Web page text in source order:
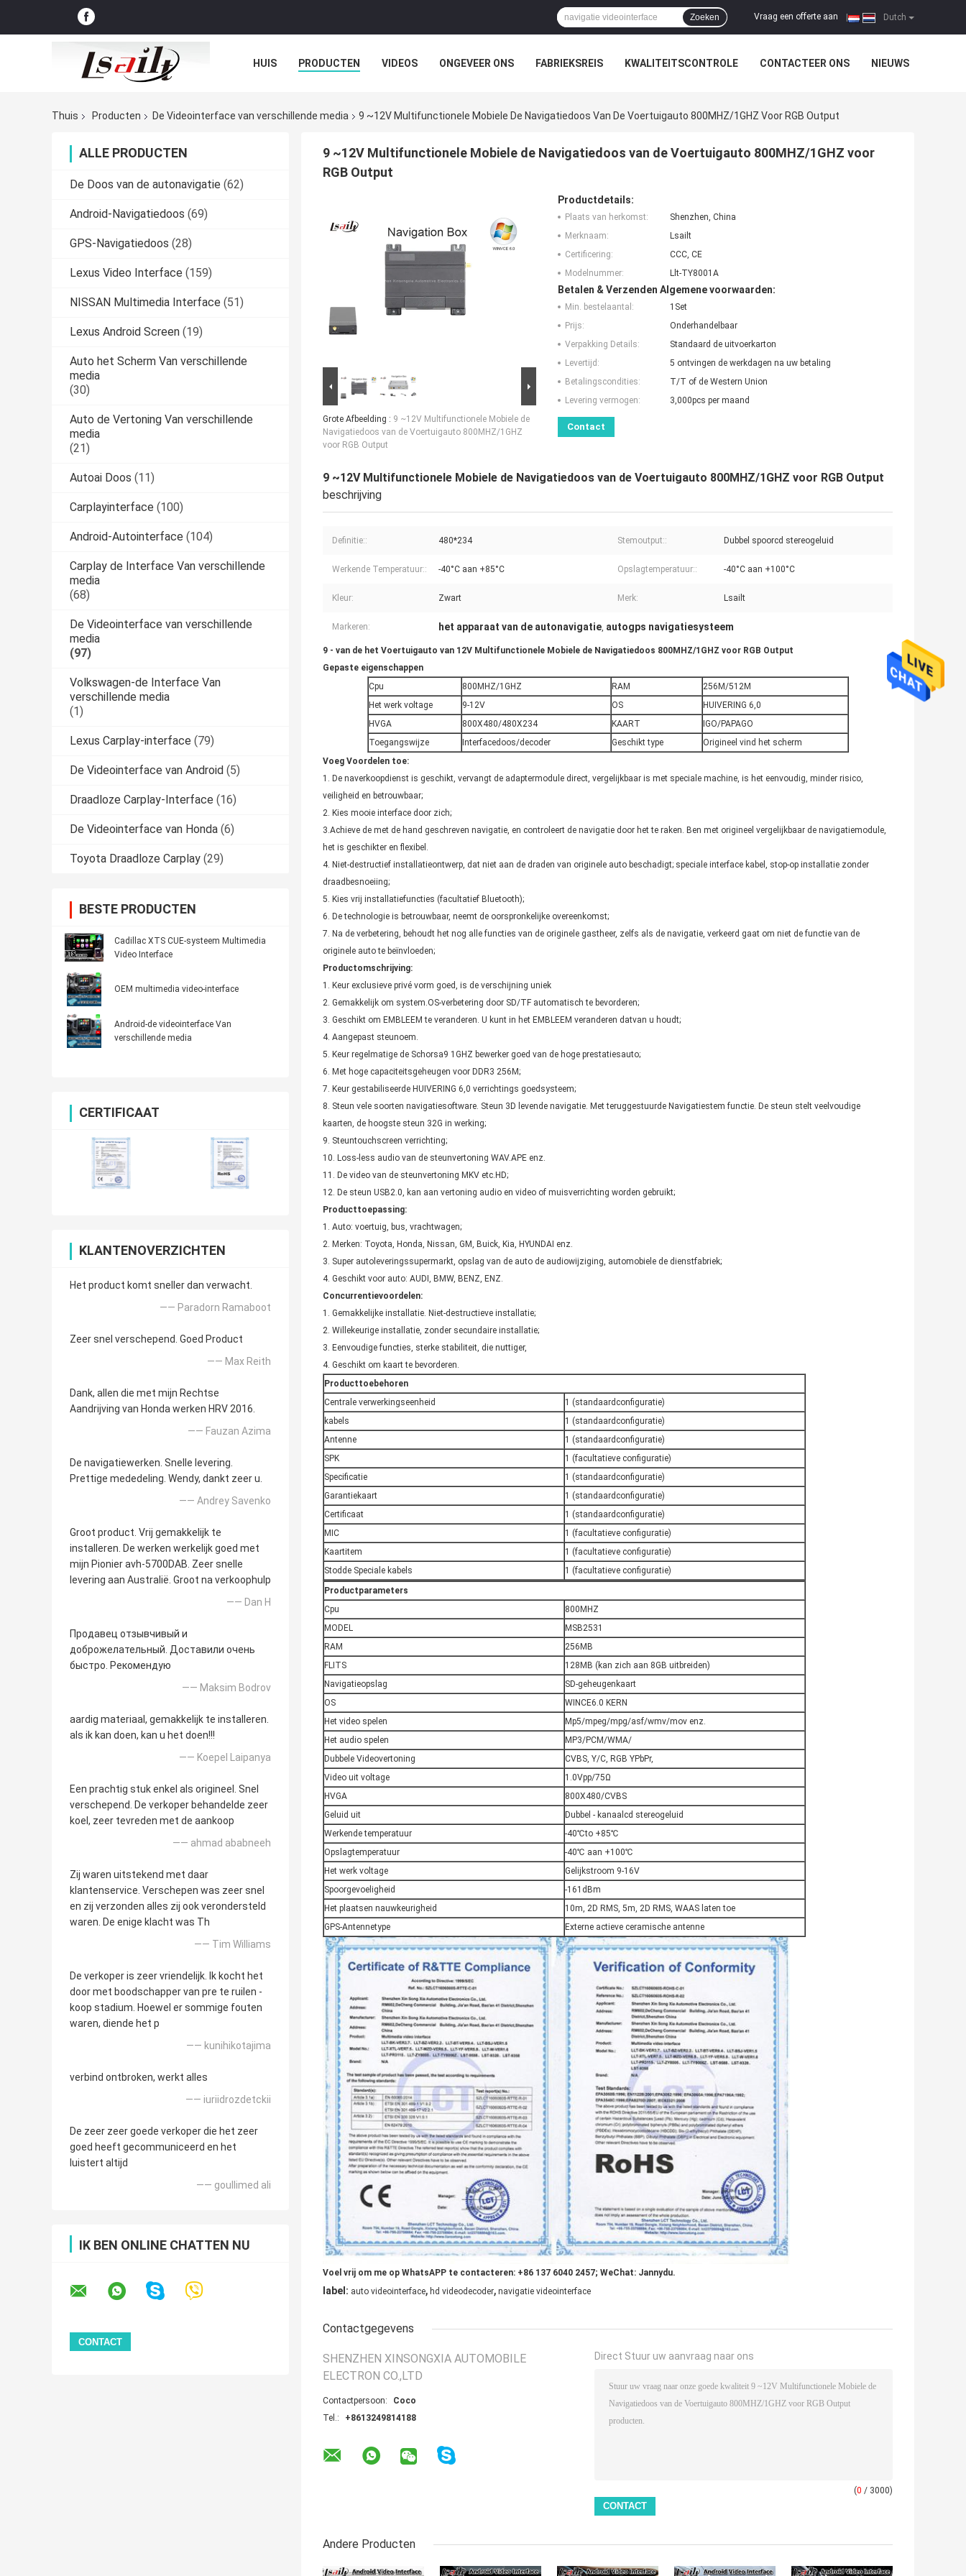
Dutch
Vraag een offerte aan
Zoeken
HUIS PRODUCTEN VIDEOS ONGEVEER ONS FABRIEKSREIS KWALITEITSCONTROLE CONTACTEER ONS NIEUWS
Thuis
Producten De Videointerface van verschillende media 9 ~12V Multifunctionele Mobiele De Navigatiedoos Van De Voertuigauto 800MHZ/1GHZ Voor RGB Output
ALLE PRODUCTEN
De Doos van de autonavigatie (62)
Android-Navigatiedoos (69)
GPS-Navigatiedoos (28)
Lexus Video Interface (159)
NISSAN Multimedia Interface (51)
Lexus Android Screen (19)
Auto het Scherm Van verschillende
media
(30)
Auto de Vertoning Van verschillende
media
(21)
Autoai Doos (11)
Carplayinterface (100)
Android-Autointerface (104)
Carplay de Interface Van verschillende
media
(68)
De Videointerface van verschillende
media
(97)
Volkswagen-de Interface Van
verschillende media
(1)
Lexus Carplay-interface (79)
De Videointerface van Android (5)
Draadloze Carplay-Interface (16)
De Videointerface van Honda (6)
Toyota Draadloze Carplay (29)
BESTE PRODUCTEN
Cadillac XTS CUE-systeem Multimedia
Video Interface
OEM multimedia video-interface
Android-de videointerface Van
verschillende media
CERTIFICAAT
KLANTENOVERZICHTEN
Het product komt sneller dan verwacht.
—— Paradorn Ramaboot
Zeer snel verschepend. Goed Product
—— Max Reith
Dank, allen die met mijn Rechtse
Aandrijving van Honda werken HRV 2016.
—— Fauzan Azima
De navigatiewerken. Snelle levering.
Prettige mededeling. Wendy, dankt zeer u.
—— Andrey Savenko
Groot product. Vrij gemakkelijk te
installeren. De werken werkelijk goed met
mijn Pionier avh-5700DAB. Zeer snelle
levering aan Australië. Groot na verkoophulp
—— Dan H
Продавец отзывчивый и
доброжелательный. Доставили очень
быстро. Рекомендую
—— Maksim Bodrov
aardig materiaal, gemakkelijk te installeren.
als ik kan doen, kan u het doen!!!
—— Koepel Laipanya
Een prachtig stuk enkel als origineel. Snel
verschepend. De verkoper behandelde zeer
koel, zeer tevreden met de aankoop
—— ahmad ababneeh
Zij waren uitstekend met daar
klantenservice. Verschepen was zeer snel
en zij verzonden alles zij ook verondersteld
waren. De enige klacht was Th
—— Tim Williams
De verkoper is zeer vriendelijk. Ik kocht het
door met boodschapper van pre te ruilen -
koop stadium. Hoewel er sommige fouten
waren, diende het p
—— kunihikotajima
verbind ontbroken, werkt alles
—— iuriidrozdetckii
De zeer zeer goede verkoper die het zeer
goed heeft gecommuniceerd en het
luistert altijd
—— goullimed ali
IK BEN ONLINE CHATTEN NU
9 ~12V Multifunctionele Mobiele de Navigatiedoos van de Voertuigauto 800MHZ/1GHZ voor
RGB Output
Grote Afbeelding : 9 ~12V Multifunctionele Mobiele de
Navigatiedoos van de Voertuigauto 800MHZ/1GHZ
voor RGB Output
Productdetails:
Plaats van herkomst:
Shenzhen, China
Merknaam:
Lsailt
Certificering:
CCC, CE
Modelnummer:
Llt-TY8001A
Betalen & Verzenden Algemene voorwaarden:
Min. bestelaantal:
1Set
Prijs:
Onderhandelbaar
Verpakking Details:
Standaard de uitvoerkarton
Levertijd:
5 ontvingen de werkdagen na uw betaling
Betalingscondities:
T/T of de Western Union
Levering vermogen:
3,000pcs per maand
Contact
9 ~12V Multifunctionele Mobiele de Navigatiedoos van de Voertuigauto 800MHZ/1GHZ voor RGB Output
beschrijving
Definitie:: 480*234 Stemoutput:: Dubbel spoorcd stereogeluid
Werkende Temperatuur:: -40°C aan +85°C Opslagtemperatuur:: -40°C aan +100°C
Kleur: Zwart Merk: Lsailt
Markeren: het apparaat van de autonavigatie, autogps navigatiesysteem
9 - van de het Voertuigauto van 12V Multifunctionele Mobiele de Navigatiedoos 800MHZ/1GHZ voor RGB Output
Gepaste eigenschappen
Cpu
800MHZ/1GHZ RAM
256M/512M
Het werk voltage
9-12V OS
HUIVERING 6,0
HVGA
800X480/480X234 KAART
IGO/PAPAGO
Toegangswijze
Interfacedoos/decoder Geschikt type
Origineel vind het scherm
Voeg Voordelen toe:
1. De naverkoopdienst is geschikt, vervangt de adaptermodule direct, vergelijkbaar is met speciale machine, is het eenvoudig, minder risico,
veiligheid en betrouwbaar;
2. Kies mooie interface door zich;
3.Achieve de met de hand geschreven navigatie, en controleert de navigatie door het te raken. Ben met origineel vergelijkbaar de navigatiemodule,
het is geschikter en flexibel.
4. Niet-destructief installatieontwerp, dat niet aan de draden van originele auto beschadigt; speciale interface kabel, stop-op installatie zonder
draadbesnoeiing;
5. Kies vrij installatiefuncties (facultatief Bluetooth);
6. De technologie is betrouwbaar, neemt de oorspronkelijke overeenkomst;
7. Na de verbetering, behoudt het nog alle functies van de originele gastheer, zelfs als de navigatie, verkeerd gaat om niet de functie van de
originele auto te beïnvloeden;
Productomschrijving:
1. Keur exclusieve privé vorm goed, is de verschijning uniek
2. Gemakkelijk om system.OS-verbetering door SD/TF automatisch te bevorderen;
3. Geschikt om EMBLEEM te veranderen. U kunt in het EMBLEEM veranderen datvan u houdt;
4. Aangepast steunoem.
5. Keur regelmatige de Schorsa9 1GHZ bewerker goed van de hoge prestatiesauto;
6. Met hoge capaciteitsgeheugen voor DDR3 256M;
7. Keur gestabiliseerde HUIVERING 6,0 verrichtings goedsysteem;
8. Steun vele soorten navigatiesoftware. Steun 3D levende navigatie. Met teruggestuurde Navigatiestem functie. De steun stelt veelvoudige
kaarten, de hoogste steun 32G in werking;
9. Steuntouchscreen verrichting;
10. Loss-less audio van de steunvertoning WAV.APE enz.
11. De video van de steunvertoning MKV etc.HD;
12. De steun USB2.0, kan aan vertoning audio en video of muisverrichting worden gebruikt;
Producttoepassing:
1. Auto: voertuig, bus, vrachtwagen;
2. Merken: Toyota, Honda, Nissan, GM, Buick, Kia, HYUNDAI enz.
3. Super autoleveringssupermarkt, opslag van de auto de audiowijziging, automobiele de dienstfabriek;
4. Geschikt voor auto: AUDI, BMW, BENZ, ENZ.
Concurrentievoordelen:
1. Gemakkelijke installatie. Niet-destructieve installatie;
2. Willekeurige installatie, zonder secundaire installatie;
3. Eenvoudige functies, sterke stabiliteit, die nuttiger,
4. Geschikt om kaart te bevorderen.
Producttoebehoren
Centrale verwerkingseenheid
1 (standaardconfiguratie)
kabels
1 (standaardconfiguratie)
Antenne
1 (standaardconfiguratie)
SPK
1 (facultatieve configuratie)
Specificatie
1 (standaardconfiguratie)
Garantiekaart
1 (standaardconfiguratie)
Certificaat
1 (standaardconfiguratie)
MIC
1 (facultatieve configuratie)
Kaartitem
1 (facultatieve configuratie)
Stodde Speciale kabels
1 (facultatieve configuratie)
Productparameters
Cpu
800MHZ
MODEL
MSB2531
RAM
256MB
FLITS
128MB (kan zich aan 8GB uitbreiden)
Navigatieopslag
SD-geheugenkaart
OS
WINCE6.0 KERN
Het video spelen
Mp5/mpeg/mpg/asf/wmv/mov enz.
Het audio spelen
MP3/PCM/WMA/
Dubbele Videovertoning
CVBS, Y/C, RGB YPbPr,
Video uit voltage
1.0Vpp/75Ω
HVGA
800X480/CVBS
Geluid uit
Dubbel - kanaalcd stereogeluid
Werkende temperatuur
-40℃to +85℃
Opslagtemperatuur
-40℃ aan +100℃
Het werk voltage
Gelijkstroom 9-16V
Spoorgevoeligheid
-161dBm
Het plaatsen nauwkeurigheid
10m, 2D RMS, 5m, 2D RMS, WAAS laten toe
GPS-Antennetype
Externe actieve ceramische antenne
Voel vrij om me op WhatsAPP te contacteren: +86 137 6040 2457; WeChat: Jannydu.
label: auto videointerface, hd videodecoder, navigatie videointerface
Contactgegevens
SHENZHEN XINSONGXIA AUTOMOBILE
ELECTRON CO.,LTD
Contactpersoon:
Coco
Tel.:
+8613249814188
Direct Stuur uw aanvraag naar ons
(0 / 3000)
Andere Producten